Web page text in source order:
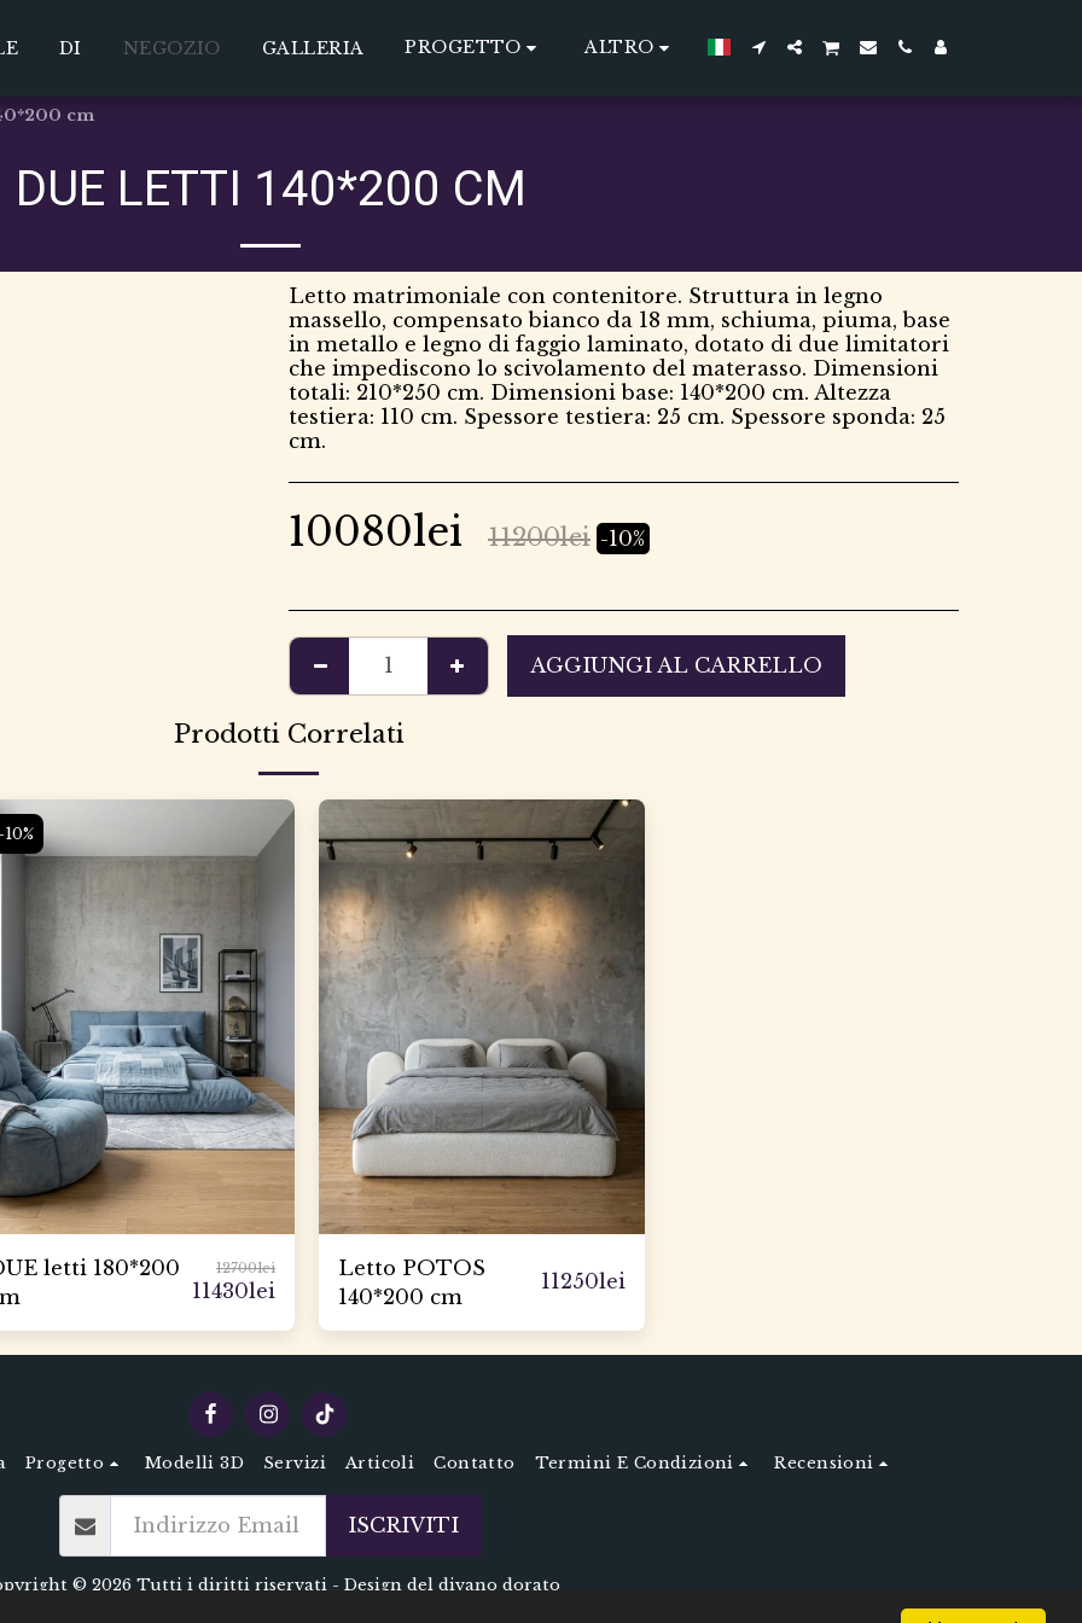
DI NEGOZIO GALLERIA PROGETTO ALTRO
cm
DUE LETTI 140*200 CM
Letto matrimoniale con contenitore. Struttura in legno
massello, compensato bianco da 18 mm, schiuma, piuma, base
in metallo e legno di faggio laminato, dotato di due limitatori
che impediscono lo scivolamento del materasso. Dimensioni
totali: 210*250 cm. Dimensioni base: 140*200 cm. Altezza
testiera: 110 cm. Spessore testiera: 25 cm. Spessore sponda: 25
cm.
10080lei 11200lei -10%
AGGIUNGI AL CARRELLO
Prodotti Correlati
letti 180*200
12700lei
11430lei
Letto POTOS
140*200 cm
11250lei
Progetto Modelli 3D Servizi Articoli Contatto Termini E Condizioni Recensioni
ISCRIVITI
© 2026 Tutti i diritti riservati - Design del divano dorato